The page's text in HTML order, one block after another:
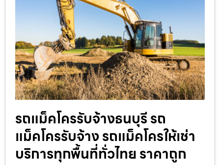
รถแม็คโครรับจ้างธนบุรี รถ
แม็คโครรับจ้าง รถแม็คโครให้เช่า
บริการทุกพื้นที่ทั่วไทย ราคาถูก